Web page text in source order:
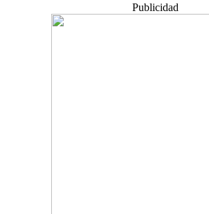
Publicidad